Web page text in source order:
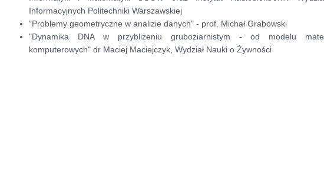
Informacyjnych Politechniki Warszawskiej
"Problemy geometryczne w analizie danych" - prof. Michał Grabowski
"Dynamika DNA w przybliżeniu gruboziarnistym - od modelu
komputerowych" dr Maciej Maciejczyk, Wydział Nauki o Żywności